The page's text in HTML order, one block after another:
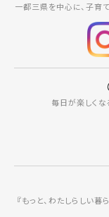
一都三県を中心に、子育
毎日が楽しく
『もっと、わたしらしい